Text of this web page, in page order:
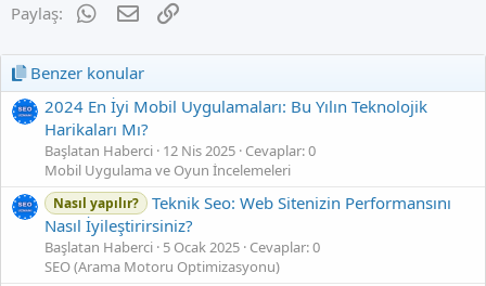
Paylaş: WhatsApp
E-posta
Benzer konular
2024 En İyi Mobil Uygulamaları: Bu Yılın Teknolojik
Harikaları Mı?
Başlatan Haberci 12 Nis 2025 Cevaplar: 0
Mobil Uygulama ve Oyun İncelemeleri
Nasıl yapılır?
Teknik Seo: Web Sitenizin Performansını
Nasıl İyileştirirsiniz?
Başlatan Haberci 5 Ocak 2025 Cevaplar: 0
SEO (Arama Motoru Optimizasyonu)